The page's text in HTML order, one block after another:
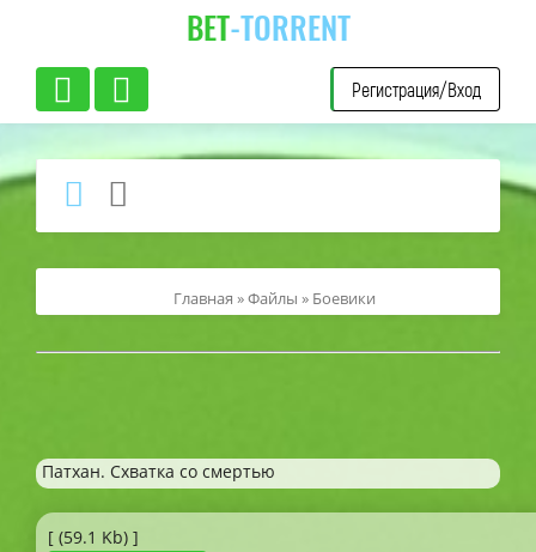
BET-TORRENT
Регистрация/Вход
Главная »Файлы » Боевики
Патхан. Схватка со смертью
[ (59.1 Kb) ]